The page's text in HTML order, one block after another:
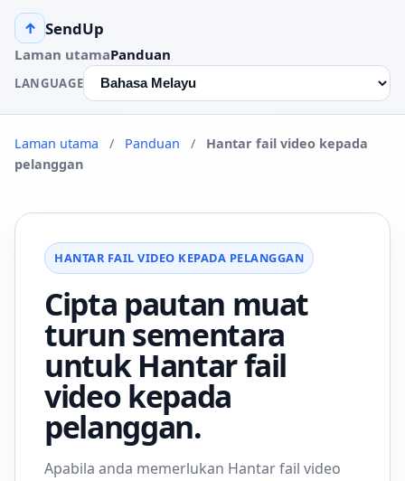
↑ SendUp
Laman utamaPanduan
LANGUAGE
Laman utama / Panduan /
Hantar fail video kepada
pelanggan
HANTAR FAIL VIDEO KEPADA PELANGGAN
Cipta pautan muat
turun sementara
untuk Hantar fail
video kepada
pelanggan.
Apabila anda memerlukan Hantar fail video